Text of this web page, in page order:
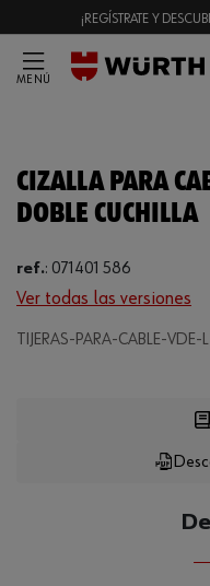
¡REGÍSTRATE Y
MENÚ
CIZALLA PARA
DOBLE CUCHILLA
ref.: 071401 586
Ver todas las versiones
TIJERAS-PARA-CABLE-